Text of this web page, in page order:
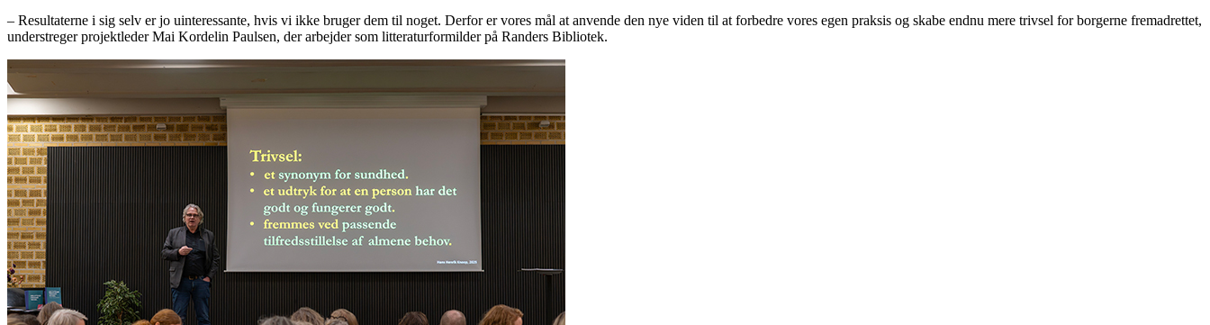
– Resultaterne i sig selv er jo uinteressante, hvis vi ikke bruger dem til noget. Derfor er vores mål at anvende den nye viden til at forbedre vores egen praksis og skabe endnu mere trivsel for borgerne fremadrettet,
understreger projektleder Mai Kordelin Paulsen, der arbejder som litteraturformilder på Randers Bibliotek.